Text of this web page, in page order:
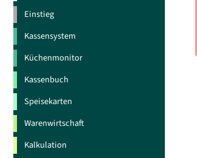
Einstieg
Kassensystem
Küchenmonitor
Kassenbuch
Speisekarten
Warenwirtschaft
Kalkulation